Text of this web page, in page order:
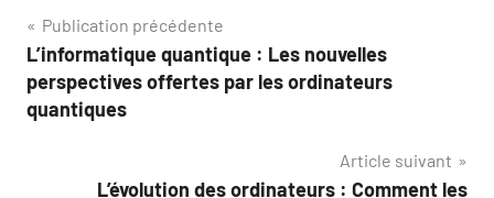
Navigation
de
l’article
Publication précédente
L’informatique quantique : Les nouvelles
perspectives offertes par les ordinateurs
quantiques
Article suivant
L’évolution des ordinateurs : Comment les